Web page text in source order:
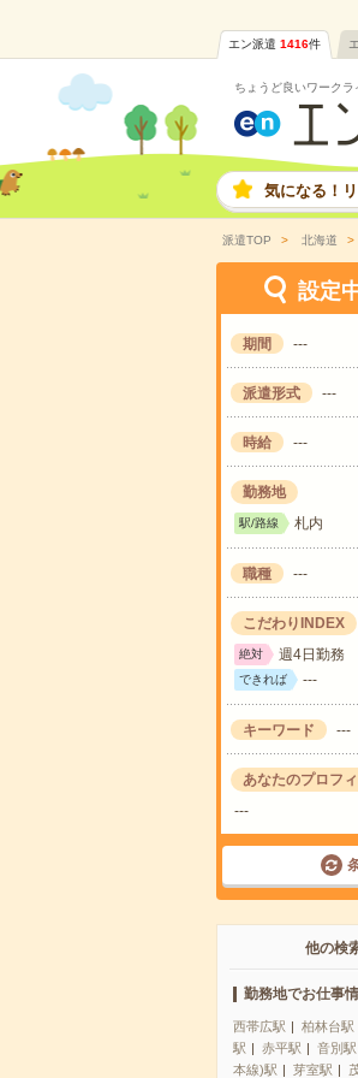
エン派遣 1416件
ちょうど良いワークラ
気になる！
派遣TOP 北海道
設定
期間 ---
派遣形式 ---
時給 ---
勤務地
駅/路線 札内
職種 ---
こだわりINDEX
絶対 週4日勤務
できれば ---
キーワード ---
あなたのプロフ
---
他の検
勤務地でお仕事
西帯広駅 柏林台駅
駅
赤平駅 音別駅
本線)駅
芽室駅